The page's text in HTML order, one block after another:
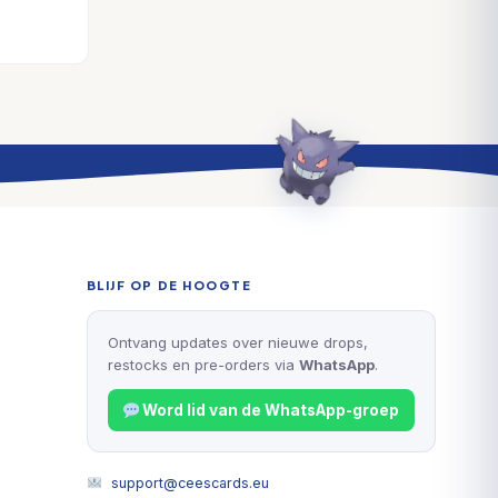
BLIJF OP DE HOOGTE
Ontvang updates over nieuwe drops,
restocks en pre-orders via WhatsApp.
Word lid van de WhatsApp-groep
support@ceescards.eu